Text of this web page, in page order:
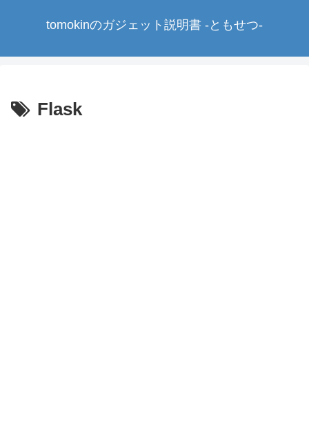
tomokinのガジェット説明書 -ともせつ-
Flask